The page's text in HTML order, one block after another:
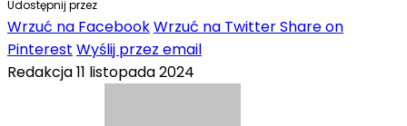
Udostępnij przez
Wrzuć na FacebookWrzuć na TwitterShare on
Pinterest Wyślij przez email
Redakcja11 listopada 2024